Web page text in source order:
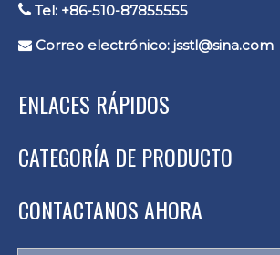
 Tel: +86-510-87855555
 Correo electrónico: jsstl@sina.com
ENLACES RÁPIDOS
CATEGORÍA DE PRODUCTO
CONTACTANOS AHORA